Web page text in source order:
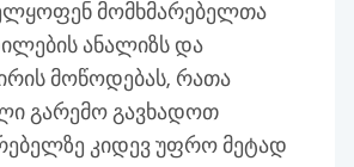
მომხმარებელთა
ანალიზს და
მოწოდებას, რათა
გარემო გავხადოთ
კიდევ უფრო მეტად